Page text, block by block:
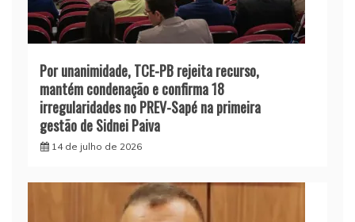
Por unanimidade, TCE-PB rejeita recurso,
mantém condenação e confirma 18
irregularidades no PREV-Sapé na primeira
gestão de Sidnei Paiva
14 de julho de 2026